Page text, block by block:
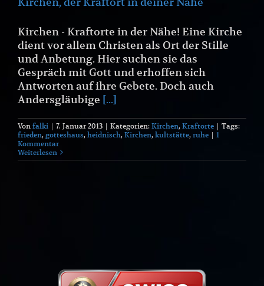
Kirchen - Kraftorte in der Nähe! Eine Kirche
dient vor allem Christen als Ort der Stille
und Anbetung. Hier suchen sie das
Gespräch mit Gott und erhoffen sich
Antworten auf ihre Gebete. Doch auch
Andersgläubige [...]
Von falki | 7. Januar 2013 | Kategorien: Kirchen, Kraftorte | Tags:
frieden, gotteshaus, heidnisch, Kirchen, kultstätte, ruhe | 1
Kommentar
Weiterlesen